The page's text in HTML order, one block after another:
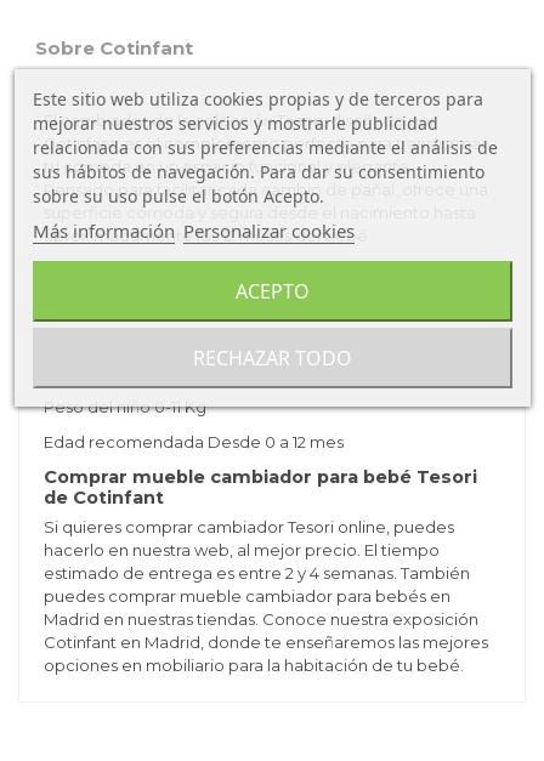
Sobre Cotinfant
El cambiador de la colección Tesori, diseñado por
Cotinfant, es el complemento perfecto para transformar
tu cómoda en un espacio funcional y elegante.
Pensado para facilitar cada cambio de pañal, ofrece una
superficie cómoda y segura desde el nacimiento hasta
aproximadamente los 12 meses del bebé.
Medidas interiores: 700 x 500 mm
Material MDF lacado blanco
Peso del niño 0-11 Kg
Edad recomendada Desde 0 a 12 mes
Comprar mueble cambiador para bebé Tesori
de Cotinfant
Si quieres comprar cambiador Tesori online, puedes
hacerlo en nuestra web, al mejor precio. El tiempo
estimado de entrega es entre 2 y 4 semanas. También
puedes comprar mueble cambiador para bebés en
Madrid en nuestras tiendas. Conoce nuestra exposición
Cotinfant en Madrid, donde te enseñaremos las mejores
opciones en mobiliario para la habitación de tu bebé.
Este sitio web utiliza cookies propias y de terceros para
mejorar nuestros servicios y mostrarle publicidad
relacionada con sus preferencias mediante el análisis de
sus hábitos de navegación. Para dar su consentimiento
sobre su uso pulse el botón Acepto.
Más información Personalizar cookies
RECHAZAR TODO
ACEPTO